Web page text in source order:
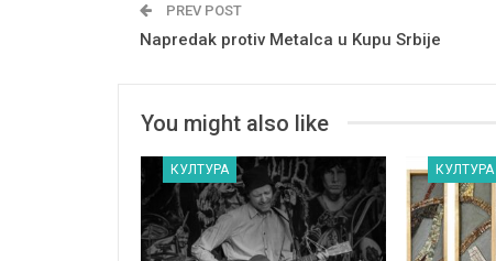
PREV POST
Napredak protiv Metalca u Kupu Srbije
You might also like
КУЛТУРА КУЛТУРА